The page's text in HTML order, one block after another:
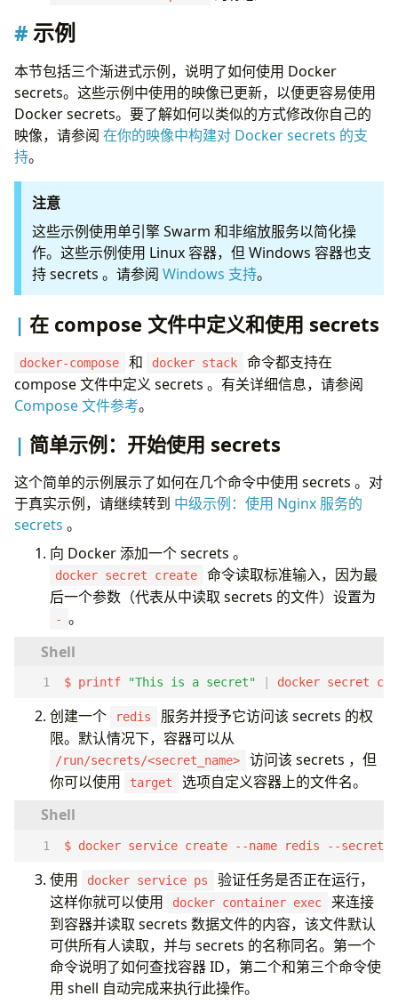
示例
本节包括三个渐进式示例，说明了如何使用 Docker
secrets。这些示例中使用的映像已更新，以便更容易使用
Docker secrets。要了解如何以类似的方式修改你自己的
映像，请参阅 在你的映像中构建对 Docker secrets 的支
持。
注意
这些示例使用单引擎 Swarm 和非缩放服务以简化操
作。这些示例使用 Linux 容器，但 Windows 容器也支
持 secrets 。请参阅 Windows 支持。
在 compose 文件中定义和使用 secrets
docker-compose 和 docker stack
命令都支持在
compose 文件中定义 secrets 。有关详细信息，请参阅
Compose 文件参考。
简单示例：开始使用 secrets
这个简单的示例展示了如何在几个命令中使用 secrets 。对
于真实示例，请继续转到 中级示例：使用 Nginx 服务的
secrets 。
向 Docker 添加一个 secrets 。
docker secret create
命令读取标准输入，因为最
后一个参数（代表从中读取 secrets 的文件）设置为
- 。
$ printf "This is a secret" docker secret
创建一个 redis
服务并授予它访问该 secrets 的权
限。默认情况下，容器可以从
/run/secrets/<secret_name>
访问该 secrets ，但
你可以使用
target 选项自定义容器上的文件名。
$ docker service create --name redis --secret
使用 docker service ps
验证任务是否正在运行，
这样你就可以使用
docker container exec
来连接
到容器并读取 secrets 数据文件的内​​容，该文件默认
可供所有人读取，并与 secrets 的名称同名。第一个
命令说明了如何查找容器 ID，第二个和第三个命令使
用 shell 自动完成来执行此操作。